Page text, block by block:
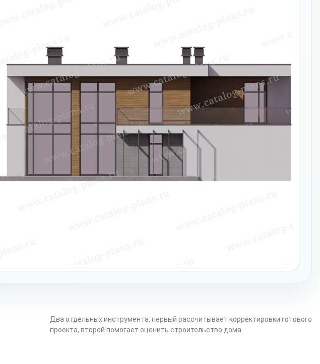
Два отдельных инструмента: первый рассчитывает корректировки готового
проекта, второй помогает оценить строительство дома.